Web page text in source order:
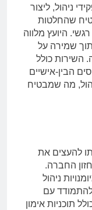
ניהול, ליצור
שהחלטות
היועץ מלווה
שמירה על
השירות כולל
הבין-אישיים
מה שמבטיח
להעצים את
החברה.
ניהול
עם
תוכניות אימון